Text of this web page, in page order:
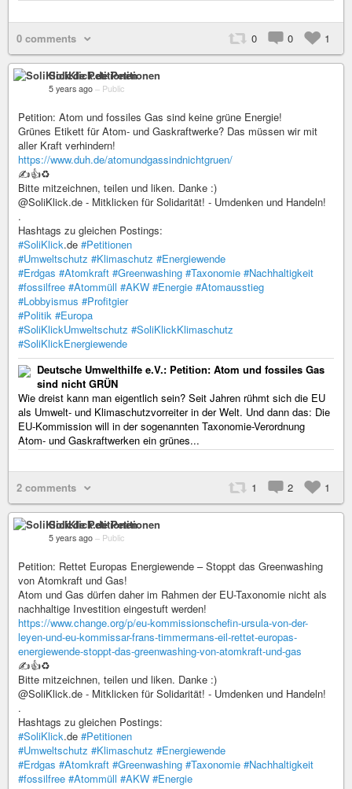
0 comments 0 0 1
SoliKlick.de Petitionen
5 years ago – Public
Petition: Atom und fossiles Gas sind keine grüne Energie!
Grünes Etikett für Atom- und Gaskraftwerke? Das müssen wir mit
aller Kraft verhindern!
https://www.duh.de/atomundgassindnichtgruen/
✍️👍♻️
Bitte mitzeichnen, teilen und liken. Danke :)
@SoliKlick.de - Mitklicken für Solidarität! - Umdenken und Handeln!
.
Hashtags zu gleichen Postings:
#SoliKlick.de #Petitionen
#Umweltschutz #Klimaschutz #Energiewende
#Erdgas #Atomkraft #Greenwashing #Taxonomie #Nachhaltigkeit
#fossilfree #Atommüll #AKW #Energie #Atomausstieg
#Lobbyismus #Profitgier
#Politik #Europa
#SoliKlickUmweltschutz #SoliKlickKlimaschutz
#SoliKlickEnergiewende
Deutsche Umwelthilfe e.V.: Petition: Atom und fossiles Gas
sind nicht GRÜN
Wie dreist kann man eigentlich sein? Seit Jahren rühmt sich die EU
als Umwelt- und Klimaschutzvorreiter in der Welt. Und dann das: Die
EU-Kommission will in der sogenannten Taxonomie-Verordnung
Atom- und Gaskraftwerken ein grünes...
2 comments 1 2 1
SoliKlick.de Petitionen
5 years ago – Public
Petition: Rettet Europas Energiewende – Stoppt das Greenwashing
von Atomkraft und Gas!
Atom und Gas dürfen daher im Rahmen der EU-Taxonomie nicht als
nachhaltige Investition eingestuft werden!
https://www.change.org/p/eu-kommissionschefin-ursula-von-der-
leyen-und-eu-kommissar-frans-timmermans-eil-rettet-europas-
energiewende-stoppt-das-greenwashing-von-atomkraft-und-gas
✍️👍♻️
Bitte mitzeichnen, teilen und liken. Danke :)
@SoliKlick.de - Mitklicken für Solidarität! - Umdenken und Handeln!
.
Hashtags zu gleichen Postings:
#SoliKlick.de #Petitionen
#Umweltschutz #Klimaschutz #Energiewende
#Erdgas #Atomkraft #Greenwashing #Taxonomie #Nachhaltigkeit
#fossilfree #Atommüll #AKW #Energie